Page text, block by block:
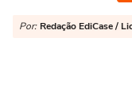
Por: Redação EdiCase /